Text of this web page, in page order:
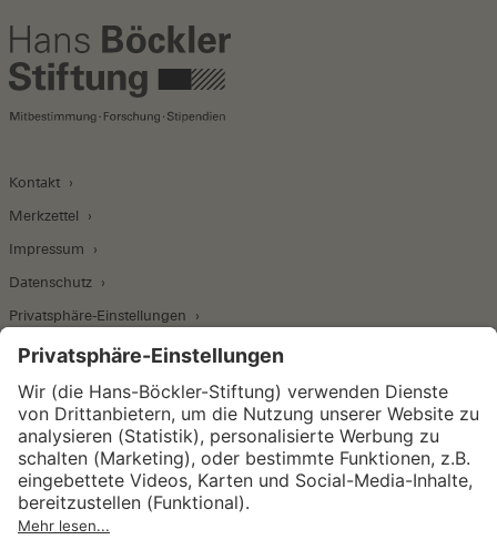
Kontakt
Merkzettel
Impressum
Datenschutz
Privatsphäre-Einstellungen
Wirtschafts- und Sozialwissenschaftliches Institut
Institut für Makroökonomie und
Konjunkturforschung